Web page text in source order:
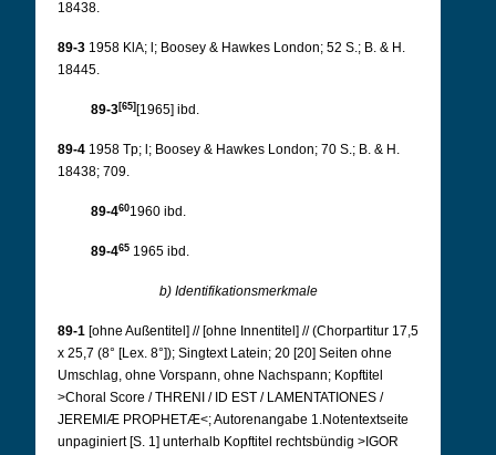
18438.
89-3 1958 KlA; l; Boosey & Hawkes London; 52 S.; B. & H.
18445.
89-3[65] [1965] ibd.
89-4 1958 Tp; l; Boosey & Hawkes London; 70 S.; B. & H.
18438; 709.
89-4601960 ibd.
89-465 1965 ibd.
b) Identifikationsmerkmale
89-1 [ohne Außentitel] // [ohne Innentitel] // (Chorpartitur 17,5
x 25,7 (8° [Lex. 8°]); Singtext Latein; 20 [20] Seiten ohne
Umschlag, ohne Vorspann, ohne Nachspann; Kopftitel
>Choral Score / THRENI / ID EST / LAMENTATIONES /
JEREMIÆ PROPHETÆ<; Autorenangabe 1.Notentextseite
unpaginiert [S. 1] unterhalb Kopftitel rechtsbündig >IGOR